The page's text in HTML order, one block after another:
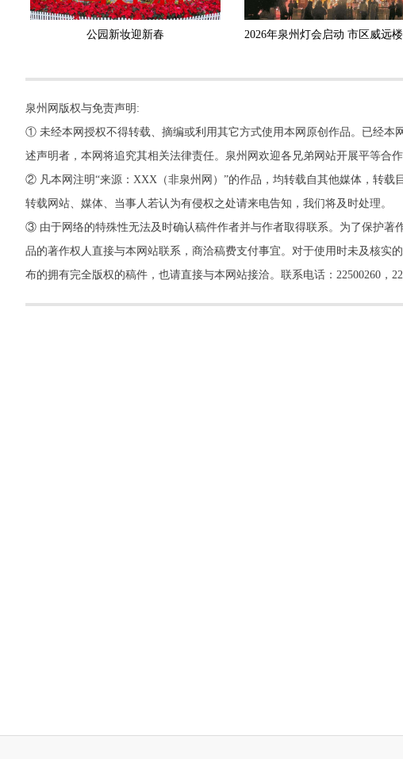
公园新妆迎新春
泉州网版权与免责声明:
① 未经本网授权不得转载、摘编或利用其它方式使用本网原创作品。已经本
述声明者，本网将追究其相关法律责任。泉州网欢迎各兄弟网站开展平等合作
② 凡本网注明“来源：XXX（非泉州网）”的作品，均转载自其他媒体，转
转载网站、媒体、当事人若认为有侵权之处请来电告知，我们将及时处理。
③ 由于网络的特殊性无法及时确认稿件作者并与作者取得联系。为了保护
品的著作权人直接与本网站联系，商洽稿费支付事宜。对于使用时未及核实
布的拥有完全版权的稿件，也请直接与本网站接洽。联系电话：22500260，